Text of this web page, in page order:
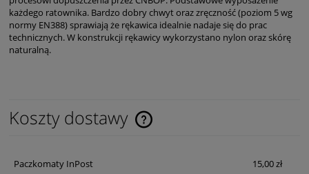
każdego ratownika. Bardzo dobry chwyt oraz zręczność (poziom 5 wg
normy EN388) sprawiają że rękawica idealnie nadaje się do prac
technicznych. W konstrukcji rękawicy wykorzystano nylon oraz skórę
naturalną.
Koszty dostawy
Cena nie zawiera ewentualnych kosztów płatności
Paczkomaty InPost 15,00 zł